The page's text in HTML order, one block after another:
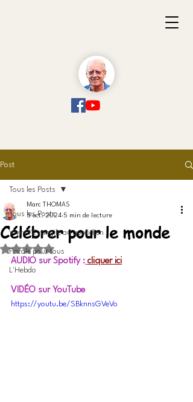
Post
Tous les Posts
Vivre l'Evangile au quotidien
Parole pour tous
L'Hebdo
Tous les Posts
Célébrer pour le monde
Marc THOMAS
5 oct. 2024 5 min de lecture
Noté NaN étoiles sur 5.
AUDIO sur Spotify : cliquer ici
VIDÉO sur YouTube
https://youtu.be/SBknnsGVeVo